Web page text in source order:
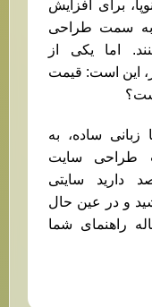
برای افزایش
سمت طراحی
اما یکی از
این است: قیمت
ساده، به
طراحی سایت
دارید سایتی
و در عین حال
راهنمای شما